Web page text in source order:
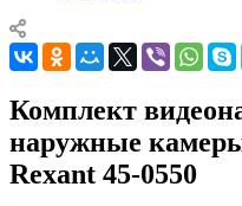
Комплект
наружные
Rexant 45-0550